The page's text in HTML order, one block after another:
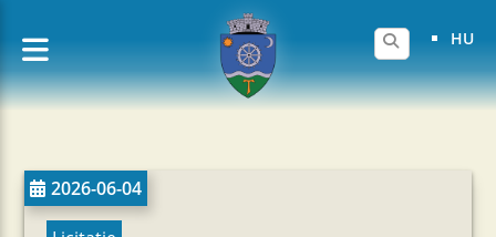
HU
2026-06-04